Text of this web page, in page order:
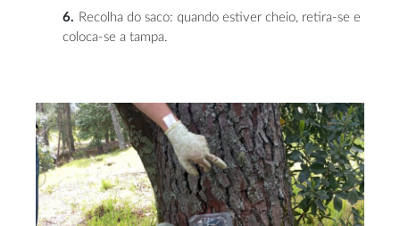
Recolha do saco: quando estiver cheio, retira-se e
coloca-se a tampa.